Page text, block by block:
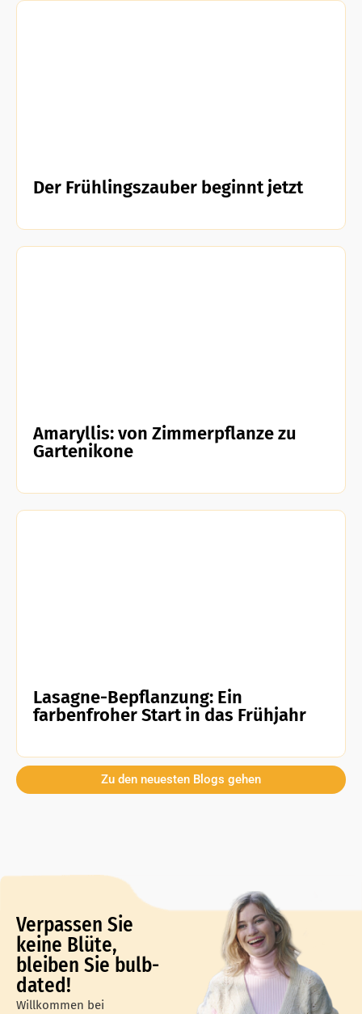
Der Frühlingszauber beginnt jetzt
Amaryllis: von Zimmerpflanze zu
Gartenikone
Lasagne-Bepflanzung: Ein
farbenfroher Start in das Frühjahr
Zu den neuesten Blogs gehen
Verpassen Sie
keine Blüte,
bleiben Sie bulb-
dated!
Willkommen bei